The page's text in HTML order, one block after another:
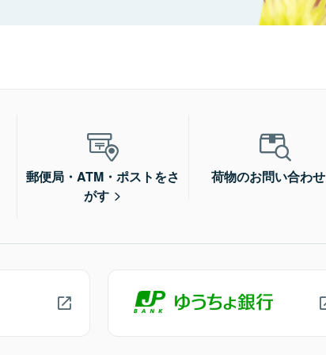
郵便局・ATM・ポストをさ
がす
荷物のお問い合わせ